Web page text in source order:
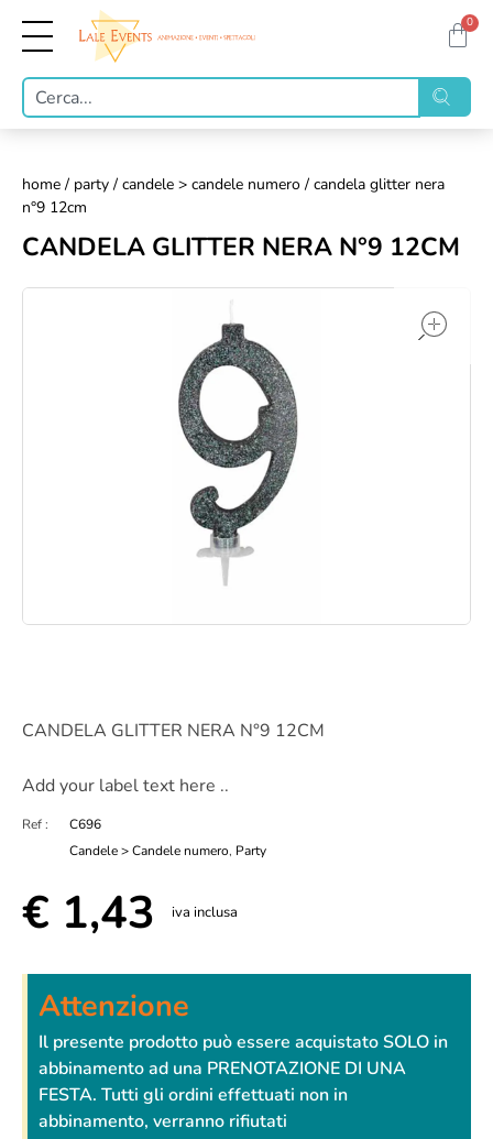
0
home / party / candele > candele numero / candela glitter nera
n°9 12cm
CANDELA GLITTER NERA N°9 12CM
CANDELA GLITTER NERA N°9 12CM
Add your label text here ..
Ref :
C696
Candele > Candele numero, Party
€ 1,43 iva inclusa
Attenzione
Il presente prodotto può essere acquistato SOLO in
abbinamento ad una PRENOTAZIONE DI UNA
FESTA. Tutti gli ordini effettuati non in
abbinamento, verranno rifiutati